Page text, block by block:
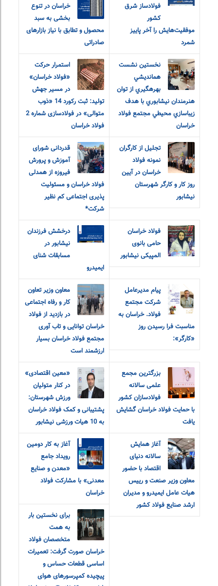
فولادساز شرق
کشور
موفقیت‌هایش را آخر پاییز
شمرد
خراسان در تنوع
بخشی به سبد
محصول و تطابق با نیاز بازارهای
صادراتی
نخستين نشست
همانديشي
بهرهگيري از توان
هنرمندان نيشابوري با هدف
زيباسازي محيطي مجتمع فولاد
خراسان
استمرار حرکت
«فولاد خراسان»
در مسیر جهش
تولید: ثبت رکورد 14 «ذوب
متوالی» در فولادسازی شماره 2
فولاد خراسان
تجلیل از کارگران
نمونه فولاد
خراسان در آیین
روز کار و کارگر شهرستان
نیشابور
قدردانی شورای
آموزش و‌ پرورش
فیروزه از همدلی
فولاد خراسان و مسئولیت
پذیری اجتماعی کم نظیر
شرکت*
فولاد خراسان
حامی بانوی
المپیکی نیشابور
درخشش فرزندان
نیشابور در
مسابقات شنای
ایمیدرو
پیام مدیرعامل
شرکت مجتمع
فولاد. خراسان به
مناسبت فرا رسیدن روز
«کارگر»:
معاون وزیر تعاون
کار و رفاه اجتماعی
در بازدید از فولاد
خراسان توانایی و تاب آوری
مجتمع فولاد خراسان بسیار
ارزشمند است
بزرگترین مجمع
علمی سالانه
فولادسازان کشور
با حمایت فولاد خراسان گشایش
یافت
«معین اقتصادی»
در کنار متولیان
ورزش شهرستان:
پشتیبانی و کمک فولاد خراسان
به 10 هیات ورزشی نیشابور
آغاز همایش
سالانه دنیای
اقتصاد با حضور
معاون وزیر صنعت و رییس
هیات عامل ایمیدرو و مدیران
ارشد صنایع فولاد کشور
آغاز به کار دومین
رویداد جامع
«معدن و‌ صنایع
معدنی» با مشارکت فولاد
خراسان
برای نخستین بار
به همت
متخصصان فولاد
خراسان صورت گرفت: تعمیرات
اساسی قطعات حساس و
پیچیده کمپرسورهای هوای